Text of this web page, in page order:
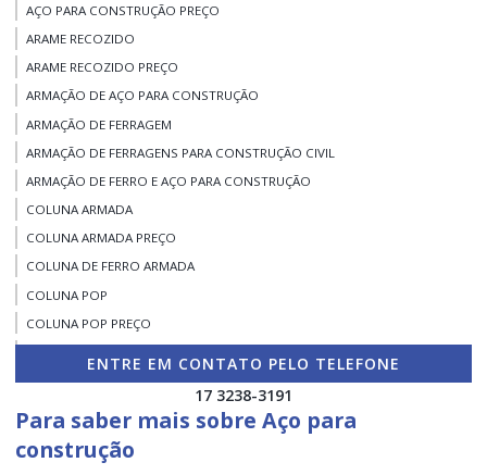
AÇO PARA CONSTRUÇÃO PREÇO
ARAME RECOZIDO
ARAME RECOZIDO PREÇO
ARMAÇÃO DE AÇO PARA CONSTRUÇÃO
ARMAÇÃO DE FERRAGEM
ARMAÇÃO DE FERRAGENS PARA CONSTRUÇÃO CIVIL
ARMAÇÃO DE FERRO E AÇO PARA CONSTRUÇÃO
COLUNA ARMADA
COLUNA ARMADA PREÇO
COLUNA DE FERRO ARMADA
COLUNA POP
COLUNA POP PREÇO
COLUNAS E VIGAS DE FERRO
COLUNAS E VIGAS DE FERRO PARA CONSTRUÇÃO
CORTE E DOBRA DE FERRAGENS
ENTRE EM CONTATO PELO TELEFONE
17 3238-3191
Para saber mais sobre Aço para
construção